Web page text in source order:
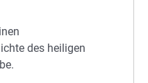
des heiligen